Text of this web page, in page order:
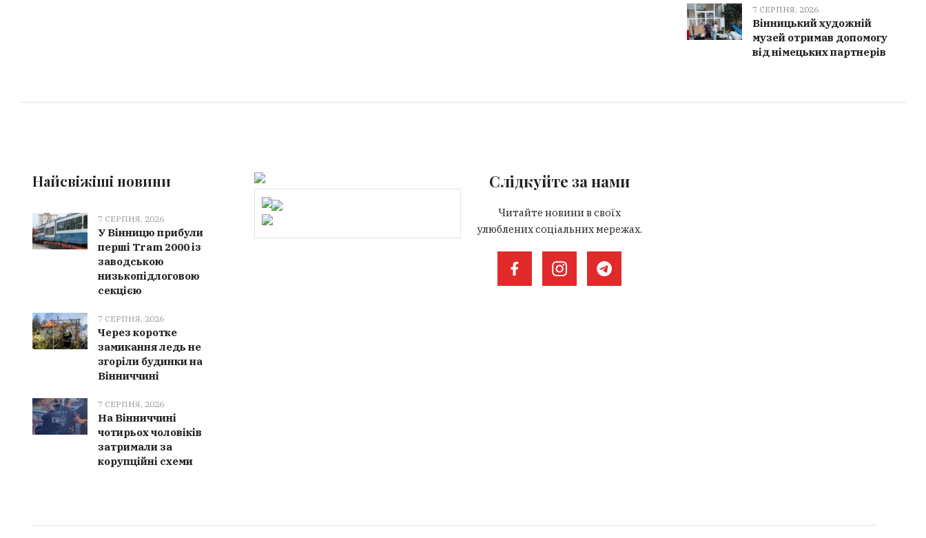
7 СЕРПНЯ, 2026
Вінницький художній
музей отримав допомогу
від німецьких партнерів
Найсвіжіші новини
7 СЕРПНЯ, 2026
У Вінницю прибули
перші Tram 2000 із
заводською
низькопідлоговою
секцією
7 СЕРПНЯ, 2026
Через коротке
замикання ледь не
згоріли будинки на
Вінниччині
7 СЕРПНЯ, 2026
На Вінниччині
чотирьох чоловіків
затримали за
корупційні схеми
Слідкуйте за нами
Читайте новини в своїх
улюблених соціальних мережах.